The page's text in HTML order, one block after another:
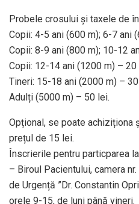
Probele crosului și taxele de
Copii: 4-5 ani (600 m); 6-7 ani
Copii: 8-9 ani (800 m); 10-12
Copii: 12-14 ani (1200 m) – 20
Tineri: 15-18 ani (2000 m) –
Adulți (5000 m) – 50 lei.
Opțional, se poate achiziționa
prețul de 15 lei.
Înscrierile pentru particparea
– Biroul Pacientului, camera
de Urgență ”Dr. Constantin
orele 9-15, de luni până vineri.